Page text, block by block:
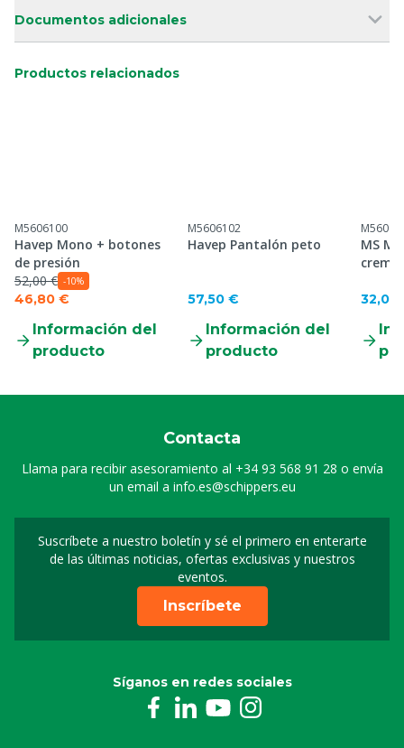
Documentos adicionales
Productos relacionados
M5606100
Havep Mono + botones
de presión
52,00 € -10%
46,80 €
Información del
producto
M5606102
Havep Pantalón peto
57,50 €
Información del
producto
MS
32,00
Contacta
Llama para recibir asesoramiento al +34 93 568 91 28 o envía
un email a info.es@schippers.eu
Suscríbete a nuestro boletín y sé el primero en enterarte
de las últimas noticias, ofertas exclusivas y nuestros
eventos.
Suscripción a nuestro
Inscríbete
Síganos en redes sociales